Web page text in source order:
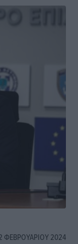
ΦΕΒΡΟΥΑΡΊΟΥ 2024